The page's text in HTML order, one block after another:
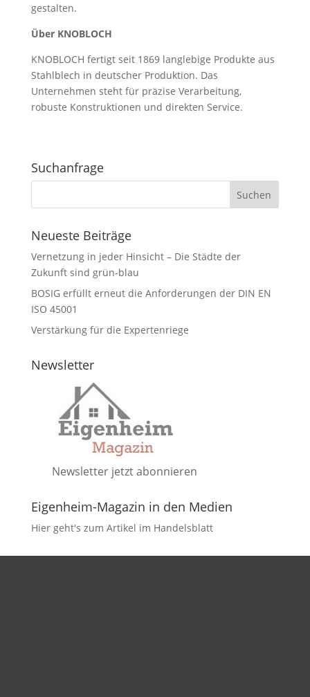
gestalten.
Über KNOBLOCH
KNOBLOCH fertigt seit 1869 langlebige Produkte aus
Stahlblech in deutscher Produktion. Das
Unternehmen steht für präzise Verarbeitung,
robuste Konstruktionen und direkten Service.
Suchanfrage
Neueste Beiträge
Vernetzung in jeder Hinsicht – Die Städte der
Zukunft sind grün-blau
BOSIG erfüllt erneut die Anforderungen der DIN EN
ISO 45001
Verstärkung für die Expertenriege
Newsletter
Newsletter jetzt abonnieren
Eigenheim-Magazin in den Medien
Hier geht's zum Artikel im Handelsblatt
DATENSCHUTZ